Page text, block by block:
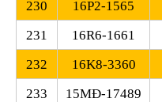
230 16P2-1565
231
16R6-1661
232
16K8-3360
233
15MĐ-17489